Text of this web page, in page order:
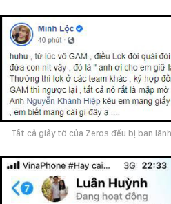
Tất cả giấy tờ của Zeros đều bị ban